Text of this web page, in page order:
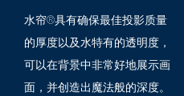
水帘®具有确保最佳投影质量
的厚度以及水特有的透明度，
可以在背景中非常好地展示画
面，并创造出魔法般的深度。